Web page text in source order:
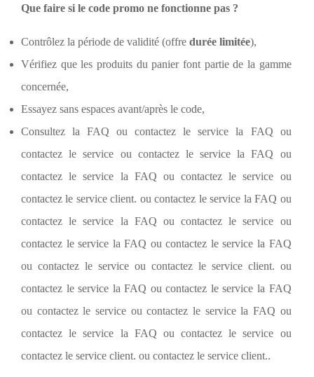
Que faire si le code promo ne fonctionne pas ?
Contrôlez la période de validité (offre durée limitée),
Vérifiez que les produits du panier font partie de la gamme
concernée,
Essayez sans espaces avant/après le code,
Consultez la FAQ ou contactez le service la FAQ ou
contactez le service ou contactez le service la FAQ ou
contactez le service la FAQ ou contactez le service ou
contactez le service client. ou contactez le service la FAQ ou
contactez le service la FAQ ou contactez le service ou
contactez le service la FAQ ou contactez le service la FAQ
ou contactez le service ou contactez le service client. ou
contactez le service la FAQ ou contactez le service la FAQ
ou contactez le service ou contactez le service la FAQ ou
contactez le service la FAQ ou contactez le service ou
contactez le service client. ou contactez le service client..